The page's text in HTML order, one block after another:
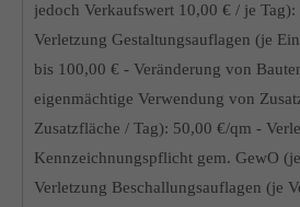
jedoch Verkaufswert 10,00 € / je
Verletzung Gestaltungsauflagen (je
bis 100,00 € - Veränderung von
eigenmächtige Verwendung von
Zusatzfläche / Tag): 50,00 €/qm -
Kennzeichnungspflicht gem. GewO
Verletzung Beschallungsauflagen (je